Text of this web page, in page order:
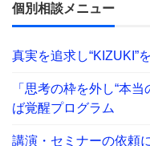
個別相談メニュー
真実を追求し“KIZUKI”
「思考の枠を外し“本
ば覚醒プログラム
講演・セミナーの依頼